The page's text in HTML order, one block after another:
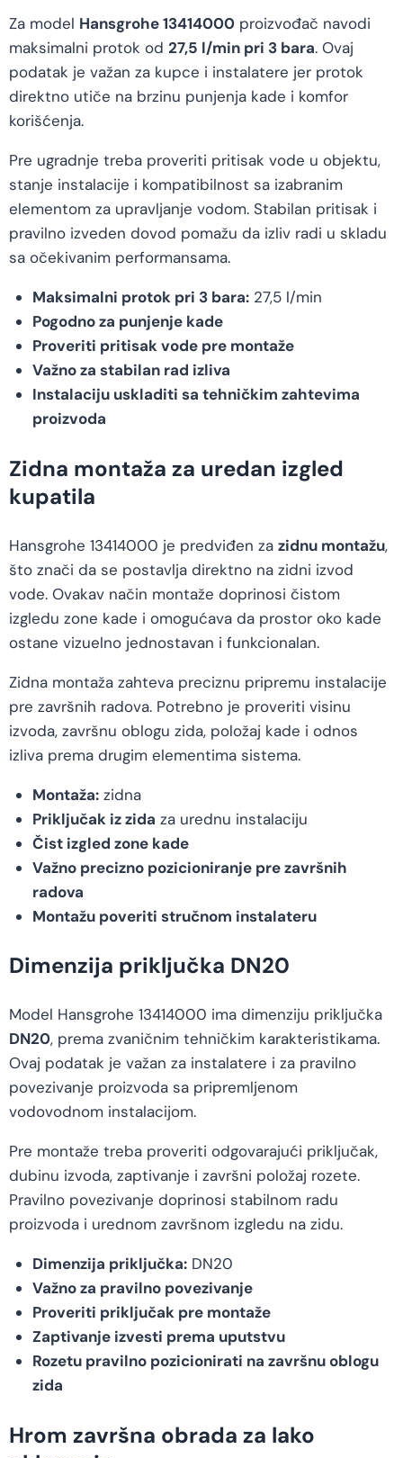
Za model Hansgrohe 13414000 proizvođač navodi
maksimalni protok od 27,5 l/min pri 3 bara. Ovaj
podatak je važan za kupce i instalatere jer protok
direktno utiče na brzinu punjenja kade i komfor
korišćenja.
Pre ugradnje treba proveriti pritisak vode u objektu,
stanje instalacije i kompatibilnost sa izabranim
elementom za upravljanje vodom. Stabilan pritisak i
pravilno izveden dovod pomažu da izliv radi u skladu
sa očekivanim performansama.
Maksimalni protok pri 3 bara:27,5 l/min
Pogodno za punjenje kade
Proveriti pritisak vode pre montaže
Važno za stabilan rad izliva
Instalaciju uskladiti sa tehničkim zahtevima
proizvoda
Zidna montaža za uredan izgled
kupatila
Hansgrohe 13414000 je predviđen za zidnu montažu,
što znači da se postavlja direktno na zidni izvod
vode. Ovakav način montaže doprinosi čistom
izgledu zone kade i omogućava da prostor oko kade
ostane vizuelno jednostavan i funkcionalan.
Zidna montaža zahteva preciznu pripremu instalacije
pre završnih radova. Potrebno je proveriti visinu
izvoda, završnu oblogu zida, položaj kade i odnos
izliva prema drugim elementima sistema.
Montaža:zidna
Priključak iz zida za urednu instalaciju
Čist izgled zone kade
Važno precizno pozicioniranje pre završnih
radova
Montažu poveriti stručnom instalateru
Dimenzija priključka DN20
Model Hansgrohe 13414000 ima dimenziju priključka
DN20, prema zvaničnim tehničkim karakteristikama.
Ovaj podatak je važan za instalatere i za pravilno
povezivanje proizvoda sa pripremljenom
vodovodnom instalacijom.
Pre montaže treba proveriti odgovarajući priključak,
dubinu izvoda, zaptivanje i završni položaj rozete.
Pravilno povezivanje doprinosi stabilnom radu
proizvoda i urednom završnom izgledu na zidu.
Dimenzija priključka:DN20
Važno za pravilno povezivanje
Proveriti priključak pre montaže
Zaptivanje izvesti prema uputstvu
Rozetu pravilno pozicionirati na završnu oblogu
zida
Hrom završna obrada za lako